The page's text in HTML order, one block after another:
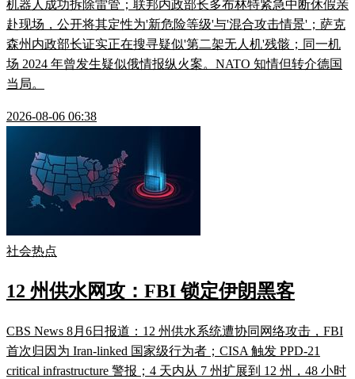
机器人成功拆除雷管；联邦内政部长多布林特紧急中断休假亲
赴现场，公开将其定性为'新危险等级'与'混合攻击情景'；萨克
森州内政部长证实正在搜寻疑似'第二架无人机'残骸；同一机
场 2024 年曾发生疑似俄情报纵火案。NATO 知情但转介德国
当局。
2026-08-06 06:38
社会热点
12 州供水网攻：FBI 锁定伊朗黑客
CBS News 8月6日报道：12 州供水系统遭协同网络攻击，FBI
首次归因为 Iran-linked 国家级行为者；CISA 触发 PPD-21
critical infrastructure 警报；4 天内从 7 州扩展到 12 州，48 小时